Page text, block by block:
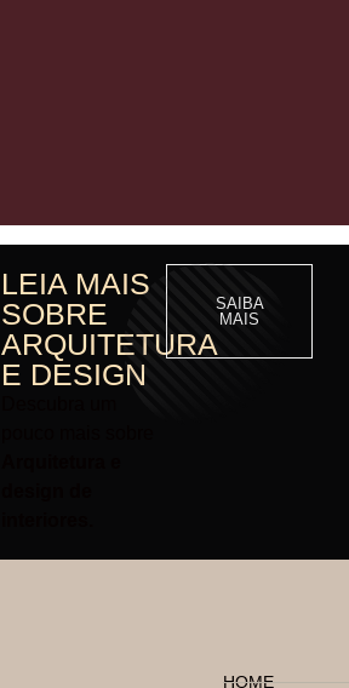
LEIA MAIS
SOBRE
ARQUITETURA
E DESIGN
SAIBA
MAIS
HOME